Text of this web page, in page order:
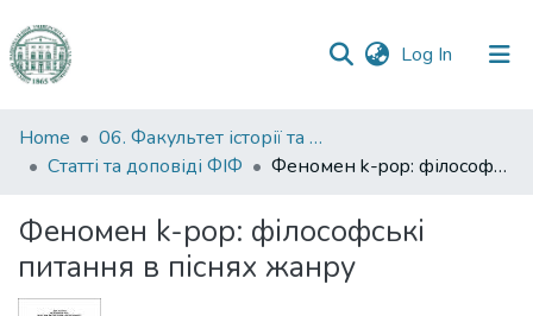
Log In (current)
Communities
&
All of DSpace
Statistics
Home
06. Факультет історії та філософії
Статті та доповіді ФІФ
Феномен k-pop: філософські питання в піснях жанру
Феномен k-pop: філософські
питання в піснях жанру